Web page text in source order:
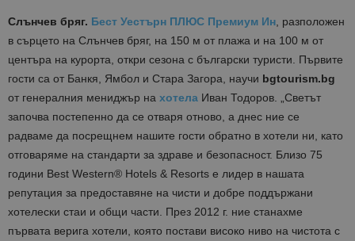
Слънчев бряг. Бест Уестърн ПЛЮС Премиум Ин, разположен
в сърцето на Слънчев бряг, на 150 м от плажa и на 100 м от
центъра на курорта, откри сезона с български туристи. Първите
гости са от Банкя, Ямбол и Стара Загора, научи bgtourism.bg
от генералния мениджър на хотела Иван Тодоров. „Светът
започва постепенно да се отваря отново, а днес ние се
радваме да посрещнем нашите гости обратно в хотели ни, като
отговаряме на стандарти за здраве и безопасност. Близо 75
години Best Western® Hotels & Resorts е лидер в нашата
репутация за предоставяне на чисти и добре поддържани
хотелески стаи и общи части. През 2012 г. ние станахме
първата верига хотели, която постави високо ниво на чистота с